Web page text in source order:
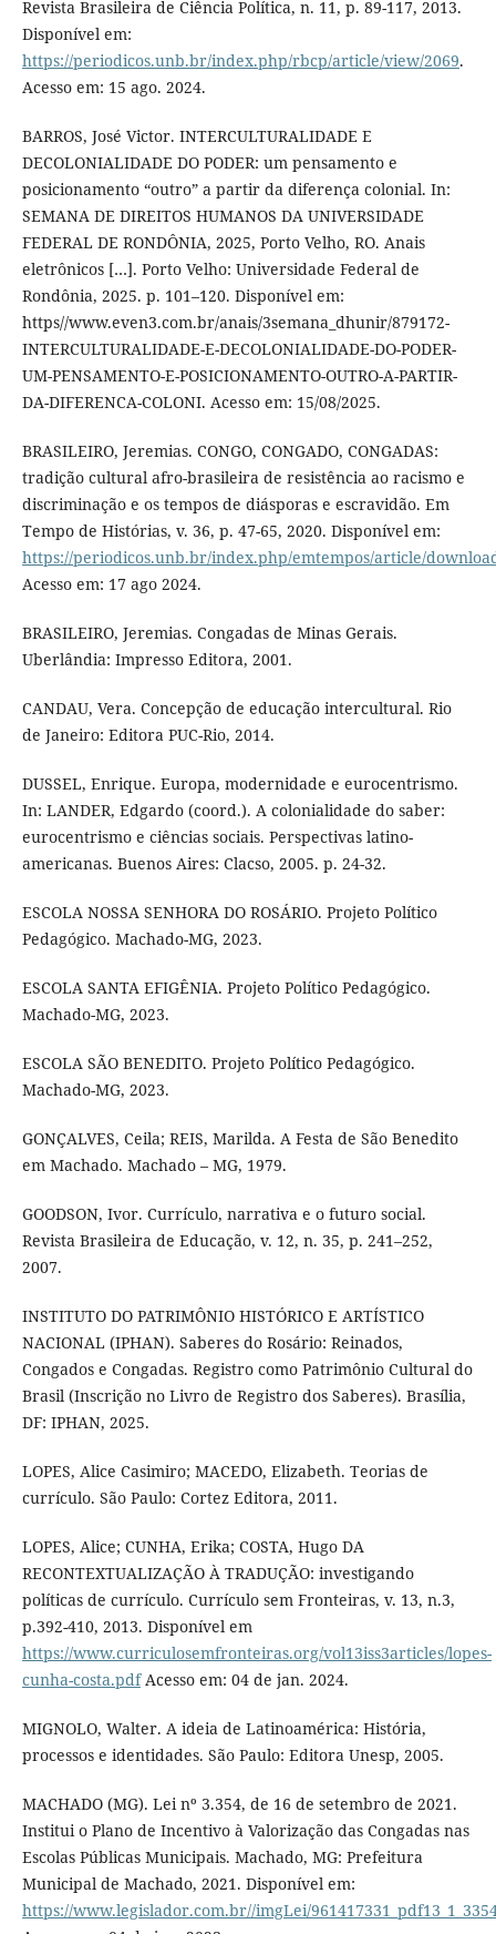
Revista Brasileira de Ciência Política, n. 11, p. 89-117, 2013.
Disponível em:
https://periodicos.unb.br/index.php/rbcp/article/view/2069.
Acesso em: 15 ago. 2024.
BARROS, José Victor. INTERCULTURALIDADE E
DECOLONIALIDADE DO PODER: um pensamento e
posicionamento “outro” a partir da diferença colonial. In:
SEMANA DE DIREITOS HUMANOS DA UNIVERSIDADE
FEDERAL DE RONDÔNIA, 2025, Porto Velho, RO. Anais
eletrônicos […]. Porto Velho: Universidade Federal de
Rondônia, 2025. p. 101–120. Disponível em:
https//www.even3.com.br/anais/3semana_dhunir/879172-
INTERCULTURALIDADE-E-DECOLONIALIDADE-DO-PODER-
UM-PENSAMENTO-E-POSICIONAMENTO-OUTRO-A-PARTIR-
DA-DIFERENCA-COLONI. Acesso em: 15/08/2025.
BRASILEIRO, Jeremias. CONGO, CONGADO, CONGADAS:
tradição cultural afro-brasileira de resistência ao racismo e
discriminação e os tempos de diásporas e escravidão. Em
Tempo de Histórias, v. 36, p. 47-65, 2020. Disponível em:
https://periodicos.unb.br/index.php/emtempos/article/
Acesso em: 17 ago 2024.
BRASILEIRO, Jeremias. Congadas de Minas Gerais.
Uberlândia: Impresso Editora, 2001.
CANDAU, Vera. Concepção de educação intercultural. Rio
de Janeiro: Editora PUC-Rio, 2014.
DUSSEL, Enrique. Europa, modernidade e eurocentrismo.
In: LANDER, Edgardo (coord.). A colonialidade do saber:
eurocentrismo e ciências sociais. Perspectivas latino-
americanas. Buenos Aires: Clacso, 2005. p. 24-32.
ESCOLA NOSSA SENHORA DO ROSÁRIO. Projeto Político
Pedagógico. Machado-MG, 2023.
ESCOLA SANTA EFIGÊNIA. Projeto Político Pedagógico.
Machado-MG, 2023.
ESCOLA SÃO BENEDITO. Projeto Político Pedagógico.
Machado-MG, 2023.
GONÇALVES, Ceila; REIS, Marilda. A Festa de São Benedito
em Machado. Machado – MG, 1979.
GOODSON, Ivor. Currículo, narrativa e o futuro social.
Revista Brasileira de Educação, v. 12, n. 35, p. 241–252,
2007.
INSTITUTO DO PATRIMÔNIO HISTÓRICO E ARTÍSTICO
NACIONAL (IPHAN). Saberes do Rosário: Reinados,
Congados e Congadas. Registro como Patrimônio Cultural do
Brasil (Inscrição no Livro de Registro dos Saberes). Brasília,
DF: IPHAN, 2025.
LOPES, Alice Casimiro; MACEDO, Elizabeth. Teorias de
currículo. São Paulo: Cortez Editora, 2011.
LOPES, Alice; CUNHA, Erika; COSTA, Hugo DA
RECONTEXTUALIZAÇÃO À TRADUÇÃO: investigando
políticas de currículo. Currículo sem Fronteiras, v. 13, n.3,
p.392-410, 2013. Disponível em
https://www.curriculosemfronteiras.org/vol13iss3articles/lopes-
cunha-costa.pdfAcesso em: 04 de jan. 2024.
MIGNOLO, Walter. A ideia de Latinoamérica: História,
processos e identidades. São Paulo: Editora Unesp, 2005.
MACHADO (MG). Lei nº 3.354, de 16 de setembro de 2021.
Institui o Plano de Incentivo à Valorização das Congadas nas
Escolas Públicas Municipais. Machado, MG: Prefeitura
Municipal de Machado, 2021. Disponível em:
https://www.legislador.com.br//imgLei/